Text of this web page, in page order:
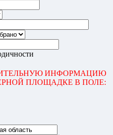
ИНФОРМАЦИЮ
ПЛОЩАДКЕ В ПОЛЕ: